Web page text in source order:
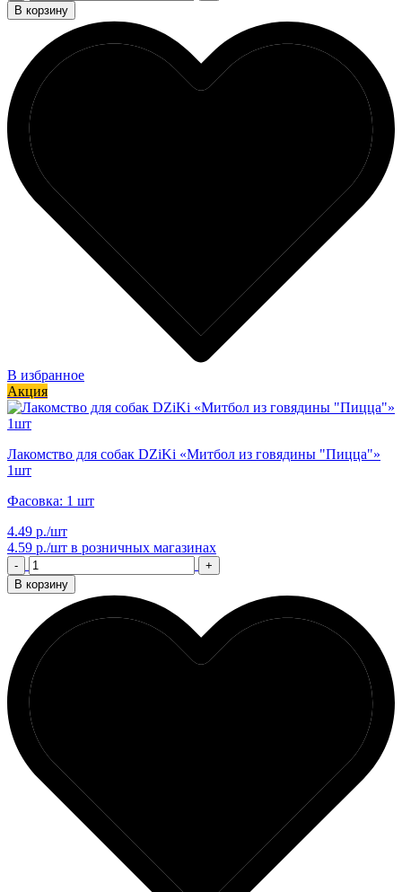
В корзину
В избранное
Акция
Лакомство для собак DZiKi «Митбол из говядины "Пицца"»
1шт
Фасовка: 1 шт
4.49 р./шт
4.59 р./шт в розничных магазинах
-
+
В корзину